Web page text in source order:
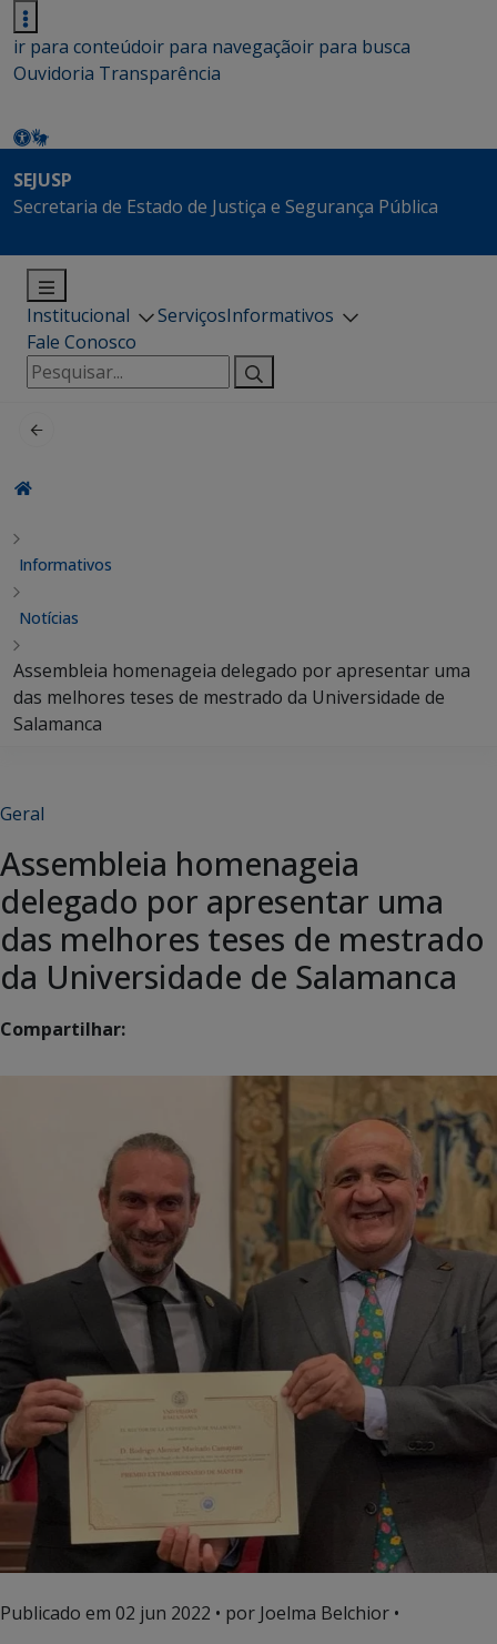
ir para conteúdoir para navegaçãoir para busca
Ouvidoria Transparência
SEJUSP
Secretaria de Estado de Justiça e Segurança Pública
Institucional ServiçosInformativos
Fale Conosco
Pesquisar
por:
Informativos
Notícias
Assembleia homenageia delegado por apresentar uma
das melhores teses de mestrado da Universidade de
Salamanca
Geral
Assembleia homenageia
delegado por apresentar uma
das melhores teses de mestrado
da Universidade de Salamanca
Compartilhar:
Publicado em 02 jun 2022 • por Joelma Belchior •